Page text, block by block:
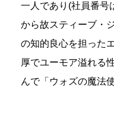
一人であり(社員番号
から故スティーブ・
の知的良心を担った
厚でユーモア溢れる
んで「ウォズの魔法